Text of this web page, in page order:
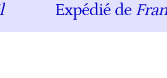
Expédié deFrance